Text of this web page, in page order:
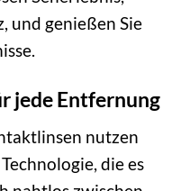
und genießen Sie
jede Entfernung
nutzen
die es